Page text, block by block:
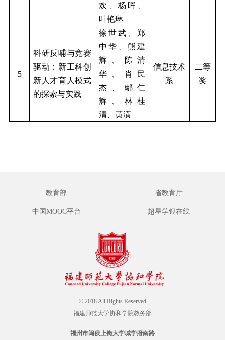
欢、杨晖、
叶艳琳
5
科研反哺与竞赛
驱动：新工科创
新人才育人模式
的探索与实践
徐世武、郑
中华、熊建
辉、陈清
华、肖民
杰、鄢仁
辉、林桂
清、黄潢
信息技术
系
二等
奖
教育部 省教育厅
中国MOOC平台 超星学银在线
© 2018 All Rights Reserved
福建师范大学协和学院教务部
福州市闽侯上街大学城学府南路